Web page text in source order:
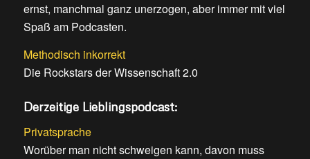
ernst, manchmal ganz unerzogen, aber immer mit viel
Spaß am Podcasten.
Methodisch inkorrekt
Die Rockstars der Wissenschaft 2.0
Derzeitige Lieblingspodcast:
Privatsprache
Worüber man nicht schweigen kann, davon muss